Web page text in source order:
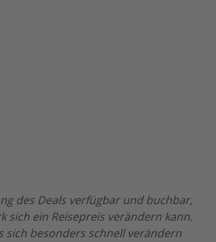
des Deals verfügbar und buchbar,
sich ein Reisepreis verändern kann.
sich besonders schnell verändern